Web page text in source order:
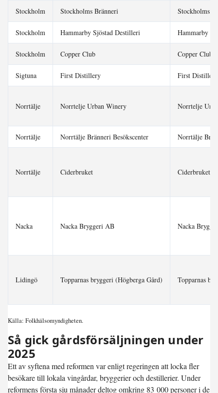
Stockholm Stockholms Bränneri Stockholms
Stockholm Hammarby Sjöstad Destilleri Hammarby
Stockholm Copper Club Copper Club
Sigtuna First Distillery First
Norrtälje Norrtelje Urban Winery Norrtelje
Norrtälje Norrtälje Bränneri Besökscenter Norrtälje
Norrtälje Ciderbruket Ciderbruket
Nacka Nacka Bryggeri AB Nacka
Lidingö Topparnas bryggeri (Högberga Gård) Topparnas
Källa: Folkhälsomyndigheten.
Så gick gårdsförsäljningen under
2025
Ett av syftena med reformen var enligt regeringen att locka fler
besökare till lokala vingårdar, bryggerier och destillerier. Under
reformens första sju månader deltog omkring 83 000 personer i de